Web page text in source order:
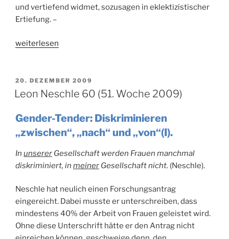
und vertiefend widmet, sozusagen in eklektizistischer
Ertiefung. –
„Leon
(21.
Woche
weiterlesen
VERÖFFENTLICHT
AM
20. DEZEMBER 2009
Leon Neschle 60 (51. Woche 2009)
Gender-Tender: Diskriminieren
„zwischen“, „nach“ und „von“(I).
In unserer Gesellschaft werden Frauen manchmal
diskriminiert, in meiner Gesellschaft nicht. (Neschle).
Neschle hat neulich einen Forschungsantrag
eingereicht. Dabei musste er unterschreiben, dass
mindestens 40% der Arbeit von Frauen geleistet wird.
Ohne diese Unterschrift hätte er den Antrag nicht